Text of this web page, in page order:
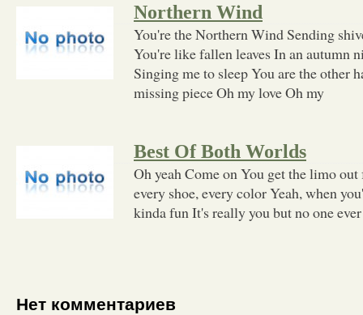
Northern Wind
You're the Northern Wind Sending
You're like fallen leaves In an autumn
Singing me to sleep You are the other
missing piece Oh my love Oh my
Best Of Both Worlds
Oh yeah Come on You get the limo
every shoe, every color Yeah, when
kinda fun It's really you but no one
Нет комментариев